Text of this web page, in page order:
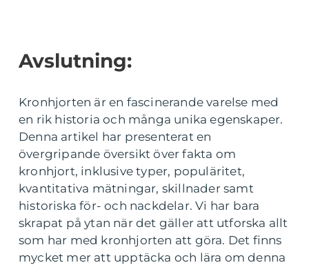
Avslutning:
Kronhjorten är en fascinerande varelse med
en rik historia och många unika egenskaper.
Denna artikel har presenterat en
övergripande översikt över fakta om
kronhjort, inklusive typer, populäritet,
kvantitativa mätningar, skillnader samt
historiska för- och nackdelar. Vi har bara
skrapat på ytan när det gäller att utforska allt
som har med kronhjorten att göra. Det finns
mycket mer att upptäcka och lära om denna